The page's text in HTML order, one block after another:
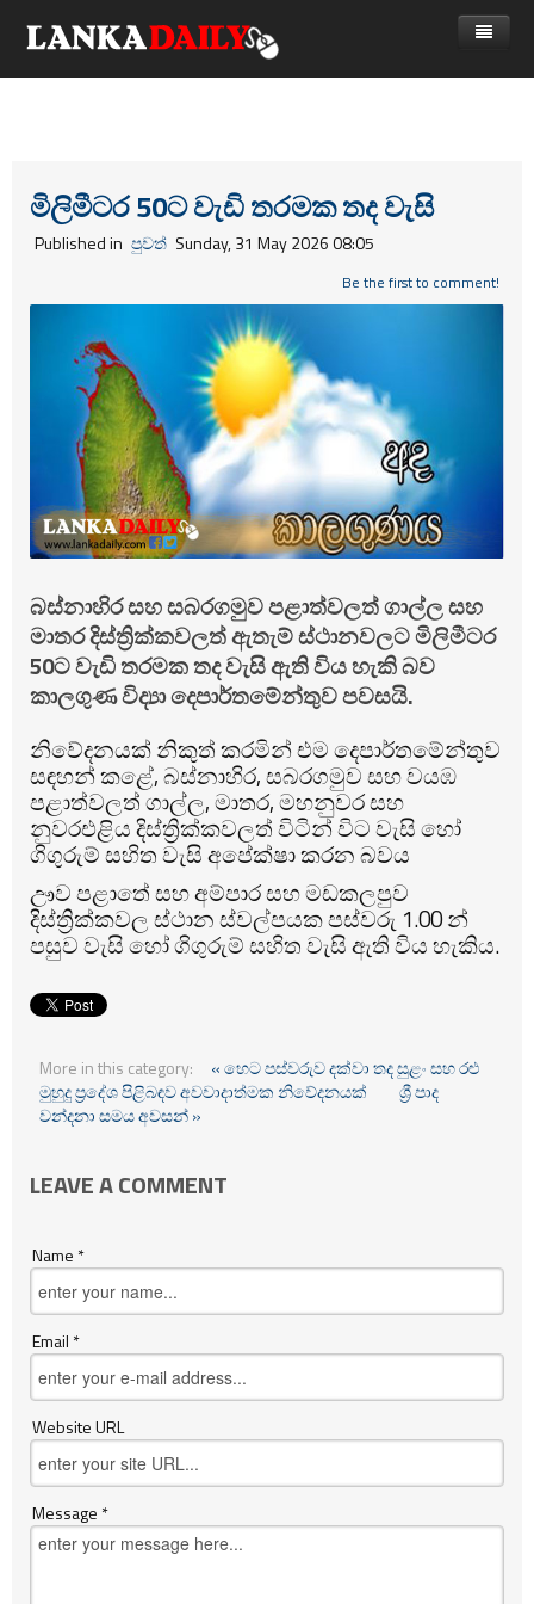
මිලිමීටර 50ට වැඩි තරමක තද වැසි
Published in පුවත් Sunday, 31 May 2026 08:05
Be the first to comment!
බස්නාහිර සහ සබරගමුව පළාත්වලත් ගාල්ල සහ
මාතර දිස්ත්‍රික්කවලත් ඇතැම් ස්ථානවලට මිලිමීටර
50ට වැඩි තරමක තද වැසි ඇති විය හැකි බව
කාලගුණ විද්‍යා දෙපාර්තමේන්තුව පවසයි.
නිවේදනයක් නිකුත් කරමින් එම දෙපාර්තමේන්තුව
සඳහන් කළේ, බස්නාහිර, සබරගමුව සහ වයඹ
පළාත්වලත් ගාල්ල, මාතර, මහනුවර සහ
නුවරඑළිය දිස්ත්‍රික්කවලත් විටින් විට වැසි හෝ
ගිගුරුම් සහිත වැසි අපේක්ෂා කරන බවය
ඌව පළාතේ සහ අම්පාර සහ මඩකලපුව
දිස්ත්‍රික්කවල ස්ථාන ස්වල්පයක පස්වරු 1.00 න්
පසුව වැසි හෝ ගිගුරුම් සහිත වැසි ඇති විය හැකිය.
More in this category:
« හෙට පස්වරුව දක්වා තද සුළං සහ රළු
මුහුදු ප්‍රදේශ පිළිබඳව අවවාදාත්මක නිවේදනයක්
ශ්‍රී පාද
වන්දනා සමය අවසන් »
LEAVE A COMMENT
Name *
Email *
Website URL
Message *
විදෙස්
ක්‍රීඩා
කාලීන සංවාද
විශේෂාංග
විඩියෝ ගැලරිය
Gossip
විමසීම්